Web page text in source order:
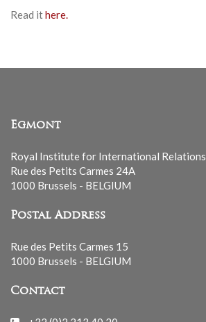
Read ithere.
Egmont
Royal Institute for International Relations
Rue des Petits Carmes 24A
1000 Brussels - BELGIUM
Postal Address
Rue des Petits Carmes 15
1000 Brussels - BELGIUM
Contact